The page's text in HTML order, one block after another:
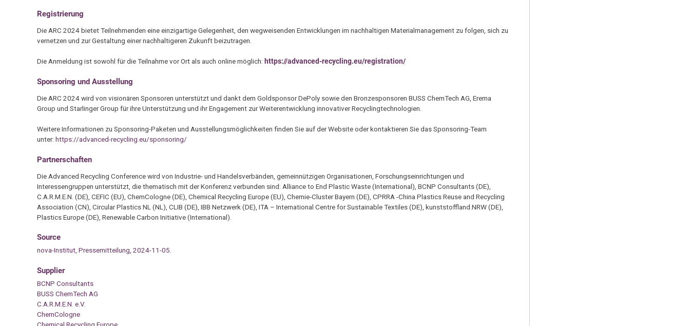
Registrierung
Die ARC 2024 bietet Teilnehmenden eine einzigartige Gelegenheit, den wegweisenden Entwicklungen im nachhaltigen Materialmanagement zu folgen, sich zu
vernetzen und zur Gestaltung einer nachhaltigeren Zukunft beizutragen.
Die Anmeldung ist sowohl für die Teilnahme vor Ort als auch online möglich: https://advanced-recycling.eu/registration/
Sponsoring und Ausstellung
Die ARC 2024 wird von visionären Sponsoren unterstützt und dankt dem Goldsponsor DePoly sowie den Bronzesponsoren BUSS ChemTech AG, Erema
Group und Starlinger Group für ihre Unterstützung und ihr Engagement zur Weiterentwicklung innovativer Recyclingtechnologien.
Weitere Informationen zu Sponsoring-Paketen und Ausstellungsmöglichkeiten finden Sie auf der Website oder kontaktieren Sie das Sponsoring-Team
unter: https://advanced-recycling.eu/sponsoring/
Partnerschaften
Die Advanced Recycling Conference wird von Industrie- und Handelsverbänden, gemeinnützigen Organisationen, Forschungseinrichtungen und
Interessengruppen unterstützt, die thematisch mit der Konferenz verbunden sind: Alliance to End Plastic Waste (International), BCNP Consultants (DE),
C.A.R.M.E.N. (DE), CEFIC (EU), ChemCologne (DE), Chemical Recycling Europe (EU), Chemie-Cluster Bayern (DE), CPRRA -China Plastics Reuse and Recycling
Association (CN), Circular Plastics NL (NL), CLIB (DE), IBB Netzwerk (DE), ITA – International Centre for Sustainable Textiles (DE), kunststoffland.NRW (DE),
Plastics Europe (DE), Renewable Carbon Initiative (International).
Source
nova-Institut, Pressemitteilung, 2024-11-05.
Supplier
BCNP Consultants
BUSS ChemTech AG
C.A.R.M.E.N. e.V.
ChemCologne
Chemical Recycling Europe